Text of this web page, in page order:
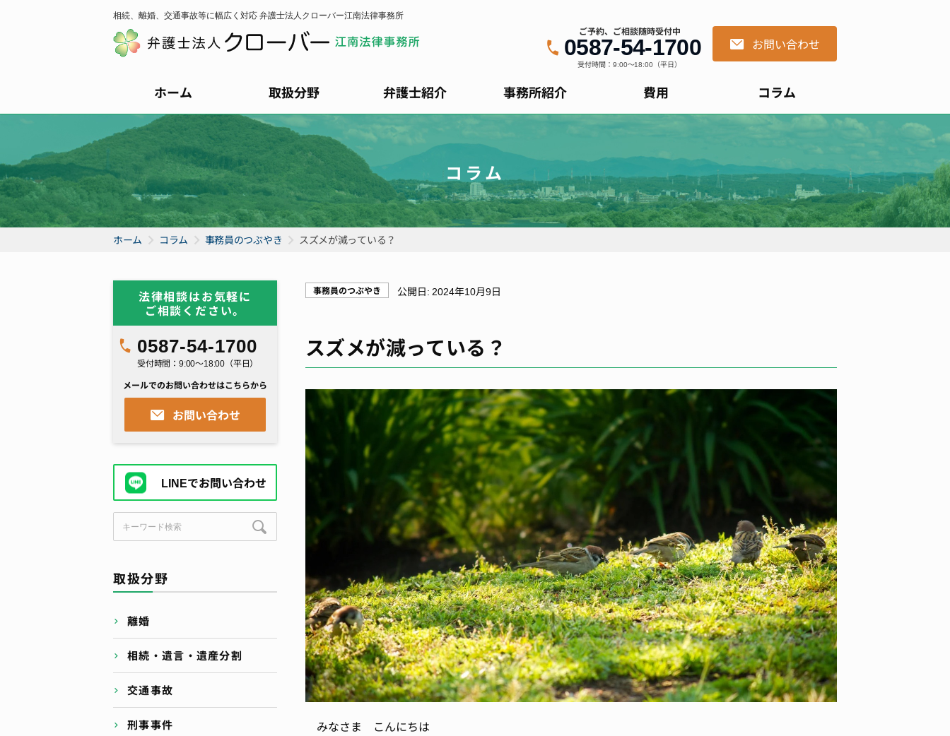
相続、離婚、交通事故等に幅広く対応 弁護士法人クローバー江南法律事務所
ご予約、ご相談随時受付中
0587-54-1700
受付時間：9:00～18:00（平日）
お問い合わせ
ホーム 取扱分野 弁護士紹介 事務所紹介 費用 コラム
コラム
ホーム コラム 事務員のつぶやき スズメが減っている？
事務員のつぶやき 公開日: 2024年10月9日
スズメが減っている？
みなさま こんにちは
法律相談はお気軽に
ご相談ください。
0587-54-1700
受付時間：9:00～18:00（平日）
メールでのお問い合わせはこちらから
お問い合わせ
LINEでお問い合わせ
取扱分野
離婚
相続・遺言・遺産分割
交通事故
刑事事件